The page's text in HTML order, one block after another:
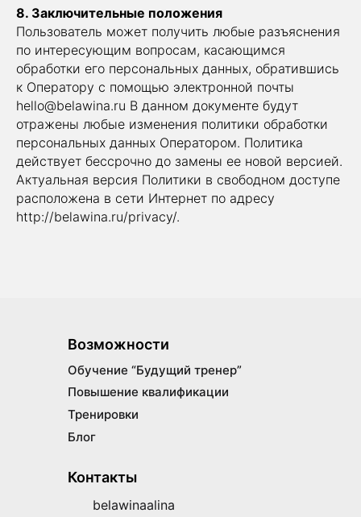
8. Заключительные положения
Пользователь может получить любые разъяснения
по интересующим вопросам, касающимся
обработки его персональных данных, обратившись
к Оператору с помощью электронной почты
hello@belawina.ru В данном документе будут
отражены любые изменения политики обработки
персональных данных Оператором. Политика
действует бессрочно до замены ее новой версией.
Актуальная версия Политики в свободном доступе
расположена в сети Интернет по адресу
http://belawina.ru/privacy/.
Возможности
Контакты
belawinaalina
Обучение “Будущий тренер”
Повышение квалификации
Тренировки
Блог